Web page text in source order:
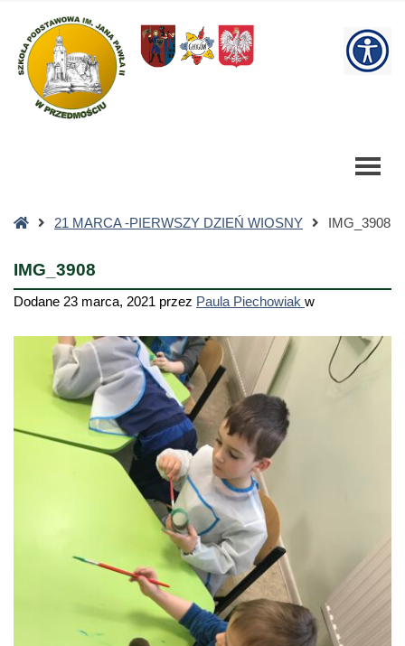
Szkoła
Podstawowa
Strona21 MARCA -PIERWSZY DZIEŃ WIOSNY IMG_3908
IMG_3908
Dodane 23 marca, 2021 przez Paula Piechowiak w